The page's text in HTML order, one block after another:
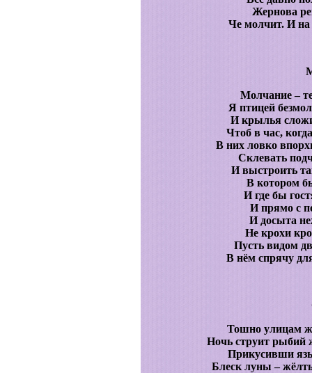
Жернова
Че молчит. И на
Молчание –
Я птицей
И крылья
Чтоб в час,
В них ловко
Склевать
И выстроить
В котором
И где бы
И прямо с
И досыта
Не крохи
Пусть видом
В нём спрячу
Тошно улицам
Ночь струит рыбий
Прикусивши
Блеск луны –